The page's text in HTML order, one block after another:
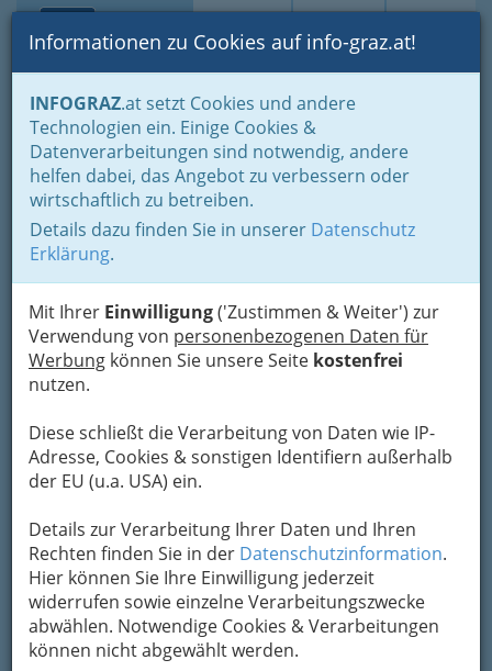
Suche Login Toggle
Informationen zu Cookies auf info-graz.at!
INFOGRAZ.at setzt Cookies und andere
Technologien ein. Einige Cookies &
Datenverarbeitungen sind notwendig, andere
helfen dabei, das Angebot zu verbessern oder
wirtschaftlich zu betreiben.
Details dazu finden Sie in unserer Datenschutz
Erklärung.
Mit Ihrer Einwilligung('Zustimmen & Weiter') zur
Verwendung von personenbezogenen Daten für
Werbung können Sie unsere Seite kostenfrei
nutzen.
Diese schließt die Verarbeitung von Daten wie IP-
Adresse, Cookies & sonstigen Identifiern außerhalb
der EU (u.a. USA) ein.
Details zur Verarbeitung Ihrer Daten und Ihren
Rechten finden Sie in der Datenschutzinformation.
Hier können Sie Ihre Einwilligung jederzeit
widerrufen sowie einzelne Verarbeitungszwecke
abwählen. Notwendige Cookies & Verarbeitungen
können nicht abgewählt werden.
Home Lifestyle die liebens- und lebenswerte Stadt
Wochenende in Graz: Was
muss man gesehen haben?
Graz, die charmante Landeshauptstadt der
Steiermark, überrascht mit ihrer
nur ein Wochenende Zeit haben.
Es gibt viele verschiedene Eindrücke, die Graz
unvergesslich machen. Ein Mix aus Historie,